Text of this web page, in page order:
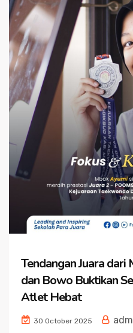
Tendangan Juara dari
dan Bowo Buktikan
Atlet Hebat
30 October 2025